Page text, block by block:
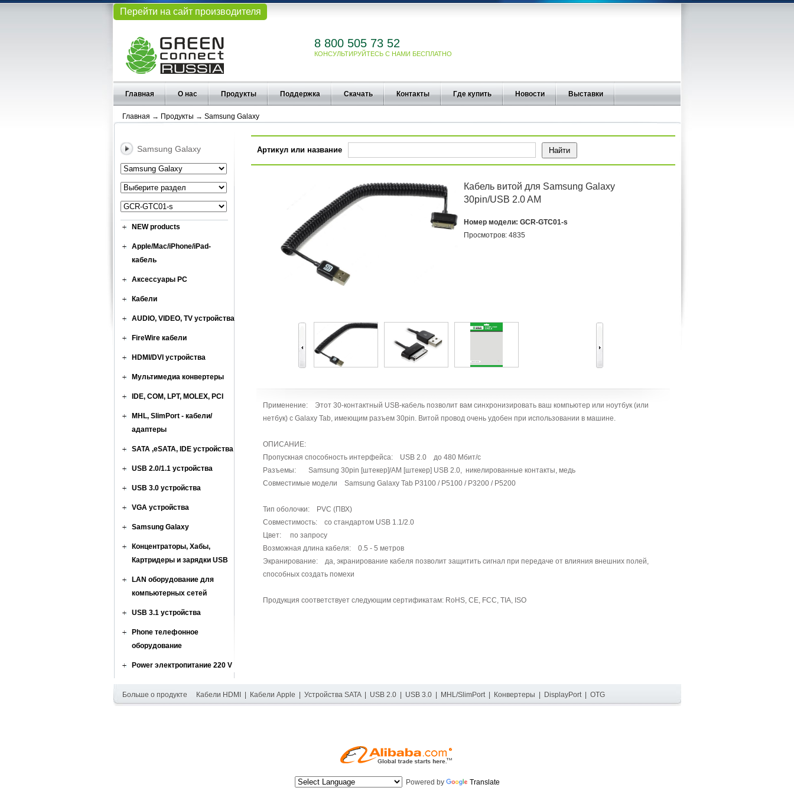
Перейти на сайт производителя
8 800 505 73 52
КОНСУЛЬТИРУЙТЕСЬ С НАМИ БЕСПЛАТНО
Главная О нас Продукты Поддержка Скачать Контакты Где купить Новости Выставки
Главная → Продукты → Samsung Galaxy
Samsung Galaxy
NEW products
Apple/Mac/iPhone/iPad-
кабель
Аксессуары PC
Кабели
AUDIO, VIDEO, TV устройства
FireWire кабели
HDMI/DVI устройства
Мультимедиа конвертеры
IDE, COM, LPT, MOLEX, PCI
MHL, SlimPort - кабели/
адаптеры
SATA ,eSATA, IDE устройства
USB 2.0/1.1 устройства
USB 3.0 устройства
VGA устройства
Samsung Galaxy
Концентраторы, Хабы,
Картридеры и зарядки USB
LAN оборудование для
компьютерных сетей
USB 3.1 устройства
Phone телефонное
оборудование
Power электропитание 220 V
Артикул или название
Кабель витой для Samsung Galaxy
30pin/USB 2.0 AМ
Номер модели: GCR-GTC01-s
Просмотров: 4835
Применение: Этот 30-контактный USB-кабель позволит вам синхронизировать ваш компьютер или ноутбук (или
нетбук) с Galaxy Tab, имеющим разъем 30pin. Витой провод очень удобен при использовании в машине.
ОПИСАНИЕ:
Пропускная способность интерфейса: USB 2.0 до 480 Мбит/с
Разъемы: Samsung 30pin [штекер]/AM [штекер] USB 2.0, никелированные контакты, медь
Совместимые модели Samsung Galaxy Tab P3100 / P5100 / P3200 / P5200
Тип оболочки: PVC (ПВХ)
Совместимость: со стандартом USB 1.1/2.0
Цвет: по запросу
Возможная длина кабеля: 0.5 - 5 метров
Экранирование: да, экранирование кабеля позволит защитить сигнал при передаче от влияния внешних полей,
способных создать помехи
Продукция соответствует следующим сертификатам: RoHS, CE, FCC, TIA, ISO
Больше о продукте Кабели HDMI Кабели Apple Устройства SATA| USB 2.0| USB 3.0| MHL/SlimPort| Конвертеры DisplayPort| OTG
Powered by Translate